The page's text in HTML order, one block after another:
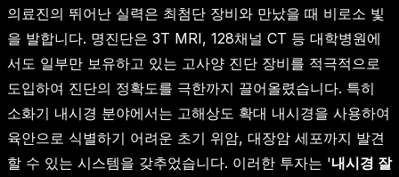
의료진의 뛰어난 실력은 최첨단 장비와 만났을 때 비로소 빛
을 발합니다. 명진단은 3T MRI, 128채널 CT 등 대학병원에
서도 일부만 보유하고 있는 고사양 진단 장비를 적극적으로
도입하여 진단의 정확도를 극한까지 끌어올렸습니다. 특히
소화기 내시경 분야에서는 고해상도 확대 내시경을 사용하여
육안으로 식별하기 어려운 초기 위암, 대장암 세포까지 발견
할 수 있는 시스템을 갖추었습니다. 이러한 투자는 '내시경 잘